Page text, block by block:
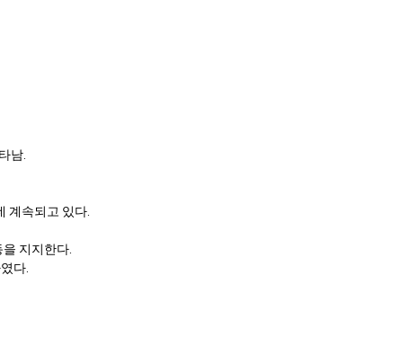
남.
계속되고 있다.
지지한다.
다.